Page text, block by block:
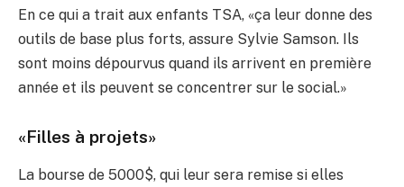
En ce qui a trait aux enfants TSA, «ça leur donne des
outils de base plus forts, assure Sylvie Samson. Ils
sont moins dépourvus quand ils arrivent en première
année et ils peuvent se concentrer sur le social.»
«Filles à projets»
La bourse de 5000$, qui leur sera remise si elles